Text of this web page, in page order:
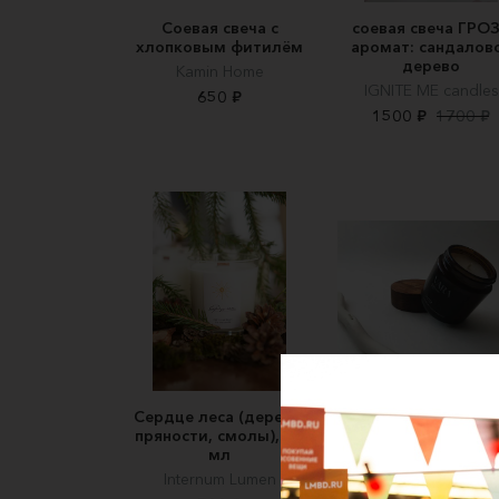
Соевая свеча с
хлопковым фитилём
Kamin Home
650 ₽
соевая свеча
аромат:
дерево
IGNITE ME candles
1500 ₽ 1700 ₽
Сердце леса (дерево,
пряности, смолы), 80
мл
Internum Lumen
Кокосовая свеча
стеклянной
No.01 "Табак и
специи", 100 мл